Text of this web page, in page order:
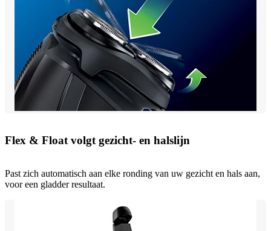
Flex & Float volgt gezicht- en halslijn
Past zich automatisch aan elke ronding van uw gezicht en hals aan,
voor een gladder resultaat.